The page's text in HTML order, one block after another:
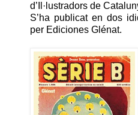
d’Il·lustradors de
S’ha publicat en dos
per Ediciones Glénat.